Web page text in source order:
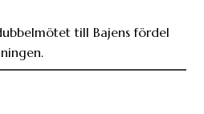
till Bajens fördel